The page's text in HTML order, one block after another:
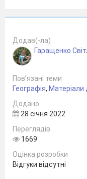
Херсонська
(
(
Додав(-ла)
Гаращенко
Пов’язані теми
Географія, Матеріали
Додано
28 січня 2022
Переглядів
1669
Оцінка розробки
Відгуки відсутні